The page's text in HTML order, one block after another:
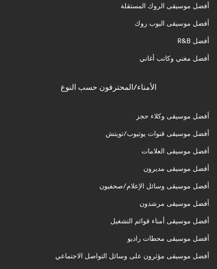
أفضل موسيقى الروك المستقلة
أفضل موسيقى البوب روك
أفضل R&B
أفضل مغني وكاتب أغاني
الأمناء/المحترفون حسب النوع
أفضل موسيقى وكلاء حجز
أفضل موسيقى قنوات يوتيوب/تويتش
أفضل موسيقى العلامات
أفضل موسيقى مديرون
أفضل موسيقى وسائل الإعلام/صحفيون
أفضل موسيقى مرشدون
أفضل موسيقى أمناء قوائم التشغيل
أفضل موسيقى محطات راديو
أفضل موسيقى مؤثرون على وسائل التواصل الاجتماعي